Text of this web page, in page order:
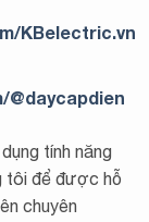
KBelectric.vn
tính năng
tôi để được hỗ
chuyên